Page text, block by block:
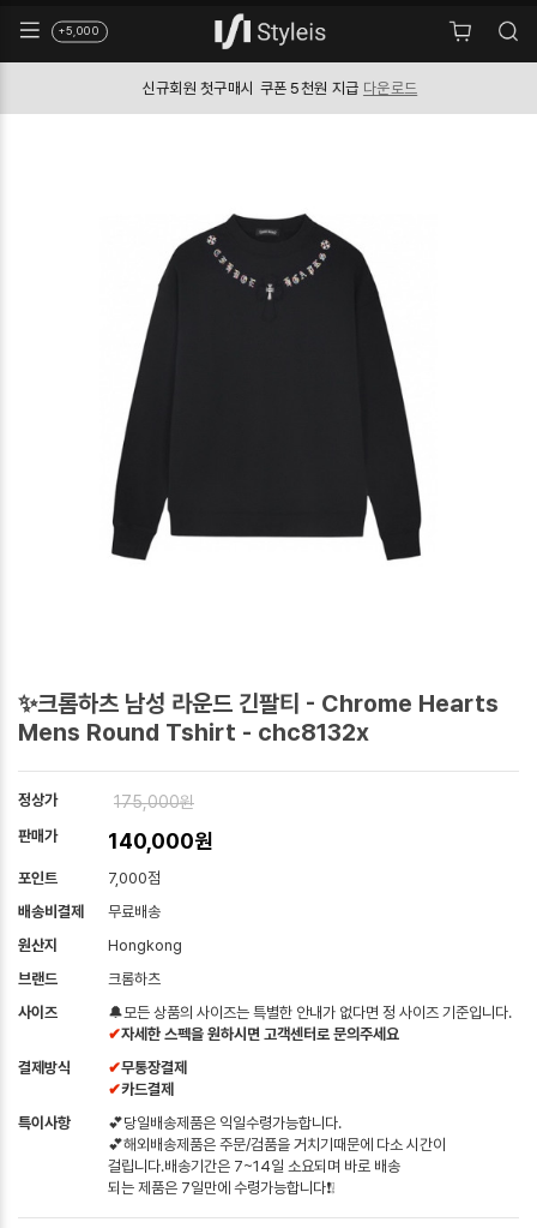
+5,000
신규회원 첫구매시쿠폰 5천원 지급 다운로드
✨크롬하츠 남성 라운드 긴팔티 - Chrome Hearts
Mens Round Tshirt - chc8132x
정상가 175,000원
판매가 140,000원
포인트
7,000점
배송비결제
무료배송
원산지
Hongkong
브랜드
크롬하츠
사이즈
🔔모든 상품의 사이즈는 특별한 안내가 없다면 정 사이즈 기준입니다.
✔자세한 스펙을 원하시면 고객센터로 문의주세요
결제방식
✔무통장결제
✔카드결제
특이사항
💕당일배송제품은 익일수령가능합니다.
💕해외배송제품은 주문/검품을 거치기때문에 다소 시간이
걸립니다.배송기간은 7~14일 소요되며 바로 배송
되는 제품은 7일만에 수령가능합니다❗❕